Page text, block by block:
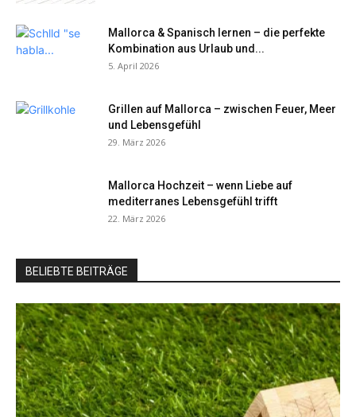
Mallorca & Spanisch lernen – die perfekte
Kombination aus Urlaub und...
5. April 2026
Grillen auf Mallorca – zwischen Feuer, Meer
und Lebensgefühl
29. März 2026
Mallorca Hochzeit – wenn Liebe auf
mediterranes Lebensgefühl trifft
22. März 2026
BELIEBTE BEITRÄGE